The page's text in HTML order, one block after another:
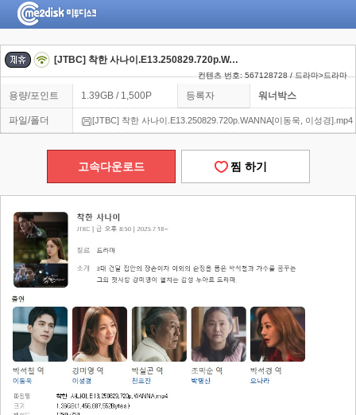
[JTBC] 착한 사나이.E13.250829.720p.WANNA[이동욱, 이성경]
컨텐츠 번호: 567128728 / 드라마>드라마
용량/포인트 1.39GB / 1,500P 등록자 워너박스
파일/폴더 [JTBC] 착한 사나이.E13.250829.720p.WANNA[이동욱, 이성경].mp4
고속다운로드 찜 하기